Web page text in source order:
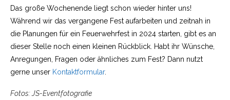
Das große Wochenende liegt schon wieder hinter uns!
Während wir das vergangene Fest aufarbeiten und zeitnah in
die Planungen für ein Feuerwehrfest in 2024 starten, gibt es an
dieser Stelle noch einen kleinen Rückblick. Habt ihr Wünsche,
Anregungen, Fragen oder ähnliches zum Fest? Dann nutzt
gerne unser Kontaktformular.
Fotos: JS-Eventfotografie